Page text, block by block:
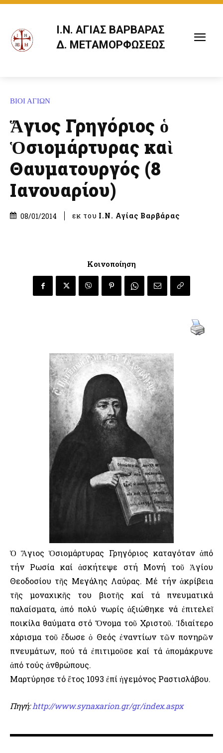
Ι.Ν. ΑΓΙΑΣ ΒΑΡΒΑΡΑΣ
Δ. ΜΕΤΑΜΟΡΦΩΣΕΩΣ
ΒΙΟΙ ΑΓΙΩΝ
Ἅγιος Γρηγόριος ὁ
Ὁσιομάρτυρας καὶ
Θαυματουργός (8
Ιανουαρίου)
08/01/2014 εκ του Ι.Ν. Αγίας Βαρβάρας
Κοινοποίηση
Ὁ Ἅγιος Ὁσιομάρτυρας Γρηγόριος καταγόταν ἀπό
τήν Ρωσία καί ἀσκήτεψε στή Μονή τοῦ Ἁγίου
Θεοδοσίου τῆς Μεγάλης Λαύρας. Μέ τήν ἀκρίβεια
τῆς μοναχικῆς του βιοτῆς καί τά πνευματικά
παλαίσματα, ἀπό πολύ νωρίς ἀξιώθηκε νά ἐπιτελεῖ
ποικίλα θαύματα στό Ὄνομα τοῦ Χριστοῦ. Ἰδιαίτερο
χάρισμα τοῦ ἔδωσε ὁ Θεός ἐναντίων τῶν πονηρῶν
πνευμάτων, πού τά ἐπιτιμοῦσε καί τά ἀπομάκρυνε
ἀπό τούς ἀνθρώπους.
Μαρτύρησε τό ἔτος 1093 ἐπί ἡγεμόνος Ραστισλάβου.
Πηγή:http://www.synaxarion.gr/gr/index.aspx